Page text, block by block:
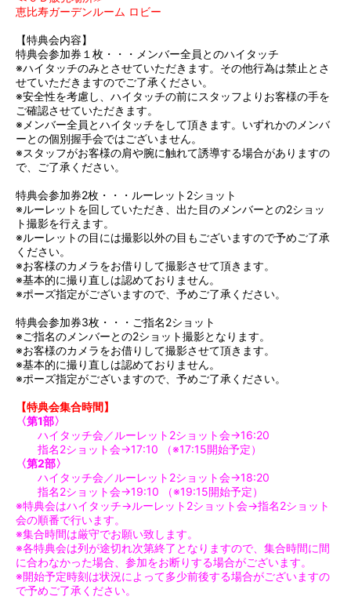
恵比寿ガーデンルーム ロビー
【特典会内容】
特典会参加券１枚・・・メンバー全員とのハイタッチ
※ハイタッチのみとさせていただきます。その他行為は禁止とさ
せていただきますのでご了承ください。
※安全性を考慮し、ハイタッチの前にスタッフよりお客様の手を
ご確認させていただきます。
※メンバー全員とハイタッチをして頂きます。いずれかのメンバ
ーとの個別握手会ではございません。
※スタッフがお客様の肩や腕に触れて誘導する場合がありますの
で、ご了承ください。
特典会参加券2枚・・・ルーレット2ショット
※ルーレットを回していただき、出た目のメンバーとの2ショッ
ト撮影を行えます。
※ルーレットの目には撮影以外の目もございますので予めご了承
ください。
※お客様のカメラをお借りして撮影させて頂きます。
※基本的に撮り直しは認めておりません。
※ポーズ指定がございますので、予めご了承ください。
特典会参加券3枚・・・ご指名2ショット
※ご指名のメンバーとの2ショット撮影となります。
※お客様のカメラをお借りして撮影させて頂きます。
※基本的に撮り直しは認めておりません。
※ポーズ指定がございますので、予めご了承ください。
【特典会集合時間】
〈第1部〉
ハイタッチ会／ルーレット2ショット会→16:20
指名2ショット会→17:10 （※17:15開始予定）
〈第2部〉
ハイタッチ会／ルーレット2ショット会→18:20
指名2ショット会→19:10 （※19:15開始予定）
※特典会はハイタッチ→ルーレット2ショット会→指名2ショット
会の順番で行います。
※集合時間は厳守でお願い致します。
※各特典会は列が途切れ次第終了となりますので、集合時間に間
に合わなかった場合、参加をお断りする場合がございます。
※開始予定時刻は状況によって多少前後する場合がございますの
で予めご了承ください。